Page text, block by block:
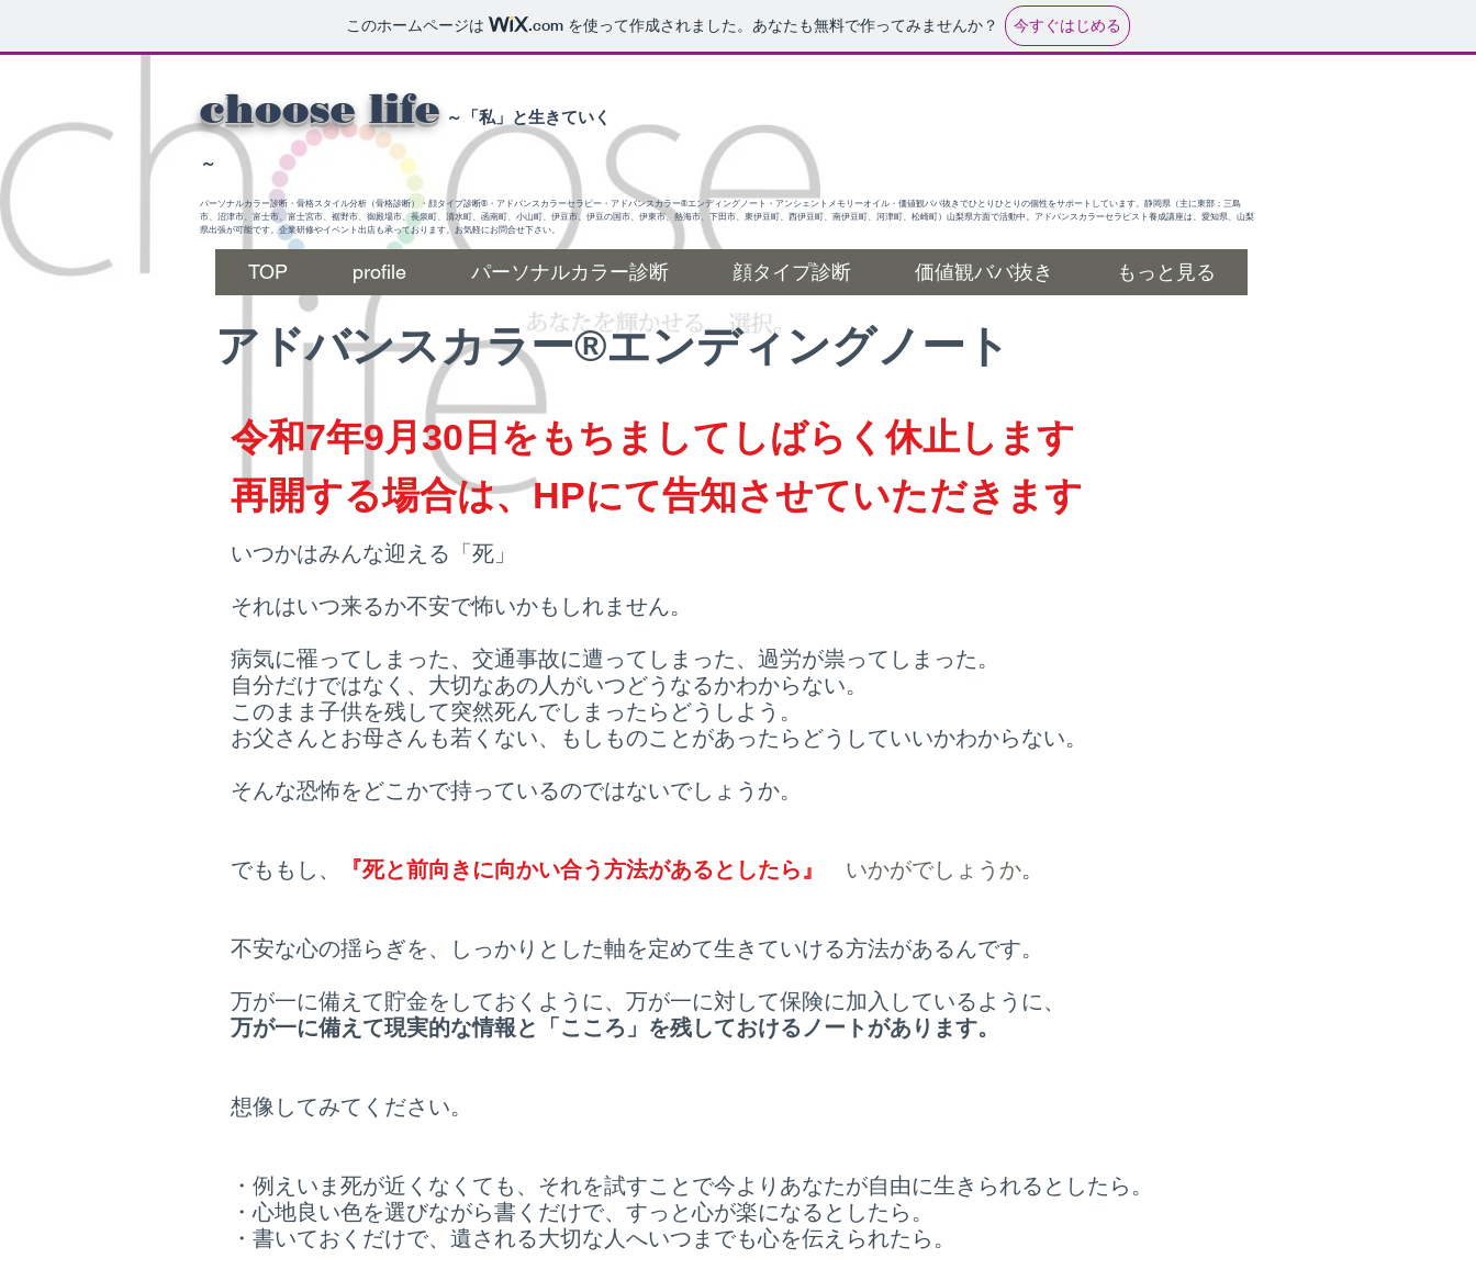
このホームページは .com を使って作成されました。あなたも無料で作ってみませんか？ 今すぐはじめる
choose life ～「私」と生きていく
～
パーソナルカラー診断・骨格スタイル分析（骨格診断）・顔タイプ診断®・アドバンスカラーセラピー・アドバンスカラー®エンディングノート・アンシェントメモリーオイル・価値観ババ抜きでひとりひとりの個性をサポートしています。静岡県（主に東部：三島
市、沼津市、富士市、富士宮市、裾野市、御殿場市、長泉町、清水町、函南町、小山町、伊豆市、伊豆の国市、伊東市、熱海市、下田市、東伊豆町、西伊豆町、南伊豆町、河津町、松崎町）山梨県方面で活動中。アドバンスカラーセラピスト養成講座は、愛知県、山梨
県出張が可能です。企業研修やイベント出店も承っております。お気軽にお問合せ下さい。
TOP profile パーソナルカラー診断 顔タイプ診断 価値観ババ抜き もっと見る
​アドバンスカラー®エンディングノート
令和7年9月30日をもちましてしばらく休止します
​再開する場合は、HPにて告知させていただきます
いつかはみんな迎える「死」
それはいつ来るか不安で怖いかもしれません。
病気に罹ってしまった、交通事故に遭ってしまった、過労が祟ってしまった。
自分だけではなく、大切なあの人がいつどうなるかわからない。
このまま子供を残して突然死んでしまったらどうしよう。
お父さんとお母さんも若くない、もしものことがあったらどうしていいかわからない。
そんな恐怖をどこかで持っているのではないでしょうか。
でももし、 『死と前向きに向かい合う方法があるとしたら』 いかがでしょうか。
不安な心の揺らぎを、しっかりとした軸を定めて生きていける方法があるんです。
万が一に備えて貯金をしておくように、万が一に対して保険に加入しているように、
万が一に備えて現実的な情報と「こころ」を残しておけるノートがあります。
想像してみてください。
・例えいま死が近くなくても、それを試すことで今よりあなたが自由に生きられるとしたら。
・心地良い色を選びながら書くだけで、すっと心が楽になるとしたら。
・書いておくだけで、遺される大切な人へいつまでも心を伝えられたら。